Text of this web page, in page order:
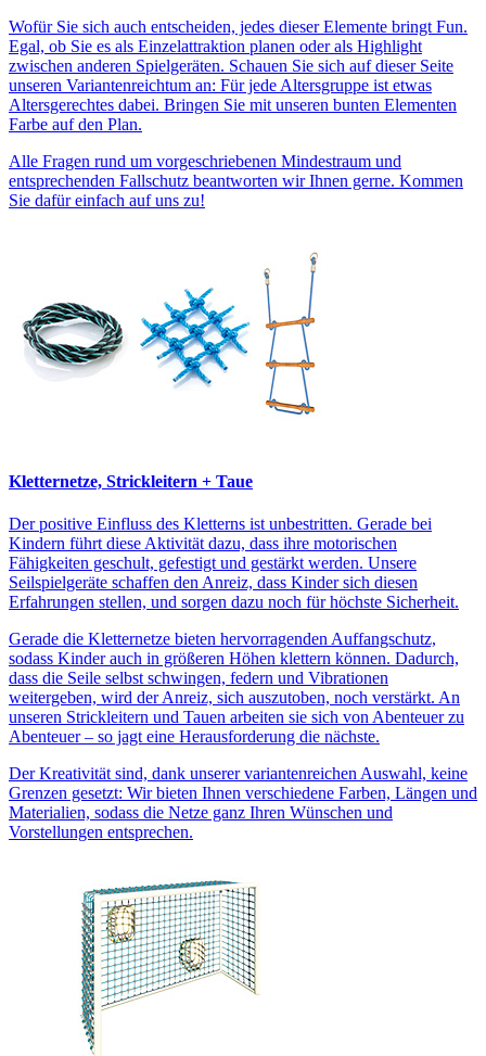
Wofür Sie sich auch entscheiden, jedes dieser Elemente bringt Fun.
Egal, ob Sie es als Einzelattraktion planen oder als Highlight
zwischen anderen Spielgeräten. Schauen Sie sich auf dieser Seite
unseren Variantenreichtum an: Für jede Altersgruppe ist etwas
Altersgerechtes dabei. Bringen Sie mit unseren bunten Elementen
Farbe auf den Plan.
Alle Fragen rund um vorgeschriebenen Mindestraum und
entsprechenden Fallschutz beantworten wir Ihnen gerne. Kommen
Sie dafür einfach auf uns zu!
Kletternetze, Strickleitern + Taue
Der positive Einfluss des Kletterns ist unbestritten. Gerade bei
Kindern führt diese Aktivität dazu, dass ihre motorischen
Fähigkeiten geschult, gefestigt und gestärkt werden. Unsere
Seilspielgeräte schaffen den Anreiz, dass Kinder sich diesen
Erfahrungen stellen, und sorgen dazu noch für höchste Sicherheit.
Gerade die Kletternetze bieten hervorragenden Auffangschutz,
sodass Kinder auch in größeren Höhen klettern können. Dadurch,
dass die Seile selbst schwingen, federn und Vibrationen
weitergeben, wird der Anreiz, sich auszutoben, noch verstärkt. An
unseren Strickleitern und Tauen arbeiten sie sich von Abenteuer zu
Abenteuer – so jagt eine Herausforderung die nächste.
Der Kreativität sind, dank unserer variantenreichen Auswahl, keine
Grenzen gesetzt: Wir bieten Ihnen verschiedene Farben, Längen und
Materialien, sodass die Netze ganz Ihren Wünschen und
Vorstellungen entsprechen.